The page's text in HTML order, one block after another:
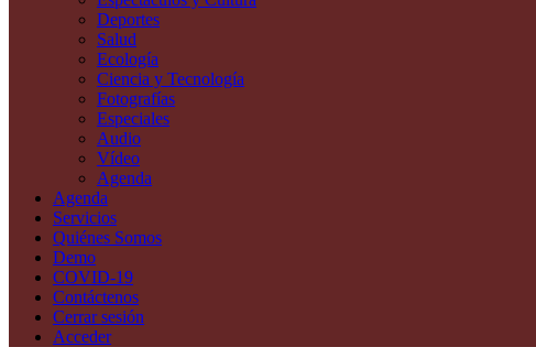
Deportes
Salud
Ecología
Ciencia y Tecnología
Fotografías
Especiales
Audio
Vídeo
Agenda
Agenda
Servicios
Quiénes Somos
Demo
COVID-19
Contáctenos
Cerrar sesión
Acceder